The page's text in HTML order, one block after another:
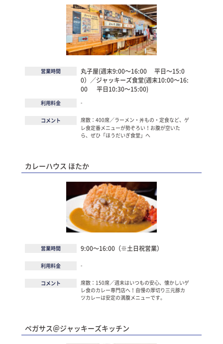
営業時間
丸子屋(週末9:00～16:00 平日～15:0
0）／ジャッキーズ食堂(週末10:00～16:
00 平日10:30～15:00)
利用料金 -
コメント
席数：400席／ラーメン・丼もの・定食など、ゲ
レ食定番メニューが勢ぞろい！お腹が空いた
ら、ぜひ「ほうだいぎ食堂」へ
カレーハウス ほたか
営業時間 9:00～16:00（※土日祝営業）
利用料金 -
コメント
席数：150席／週末はいつもの安心、懐かしいゲ
レ食のカレー専門店へ！自慢の厚切り三元豚カ
ツカレーは安定の満腹メニューです。
ペガサス＠ジャッキーズキッチン